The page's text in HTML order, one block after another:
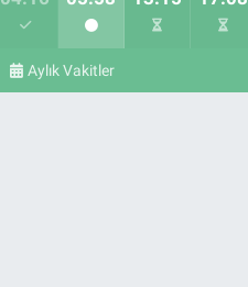
Aylık Vakitler